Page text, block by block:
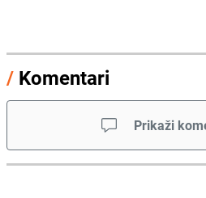
/ Komentari
Prikaži